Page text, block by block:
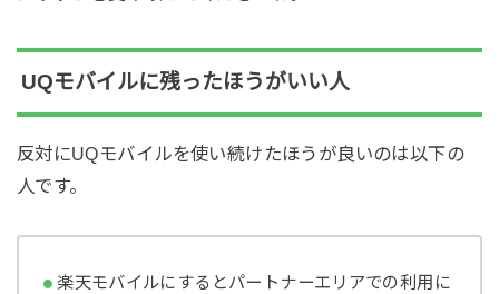
UQモバイルに残ったほうがいい人
反対にUQモバイルを使い続けたほうが良いのは以下の
人です。
楽天モバイルにするとパートナーエリアでの利用に